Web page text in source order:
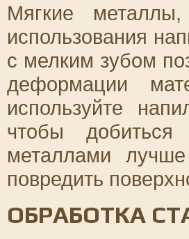
Мягкие
использования
с мелким зубом
деформации
используйте
чтобы добиться
металлами
повредить
ОБРАБОТКА